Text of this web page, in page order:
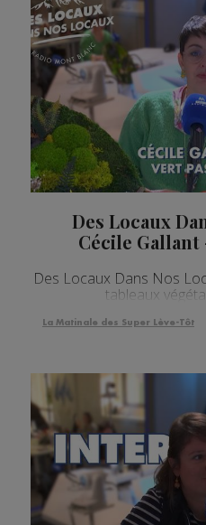
Des Locaux
Cécile Gallant
Des Locaux Dans Nos
tableaux
La Matinale des Super Lève-Tôt